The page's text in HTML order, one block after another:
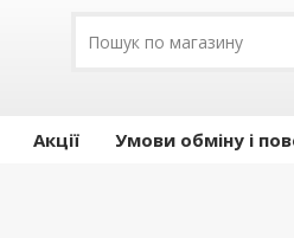
Акції Умови обміну і